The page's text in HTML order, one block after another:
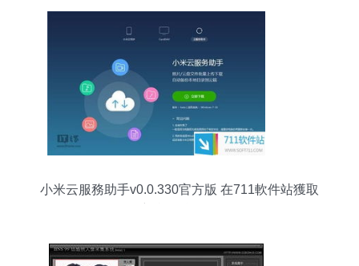
小米云服務助手v0.0.330官方版 在711軟件站獲取